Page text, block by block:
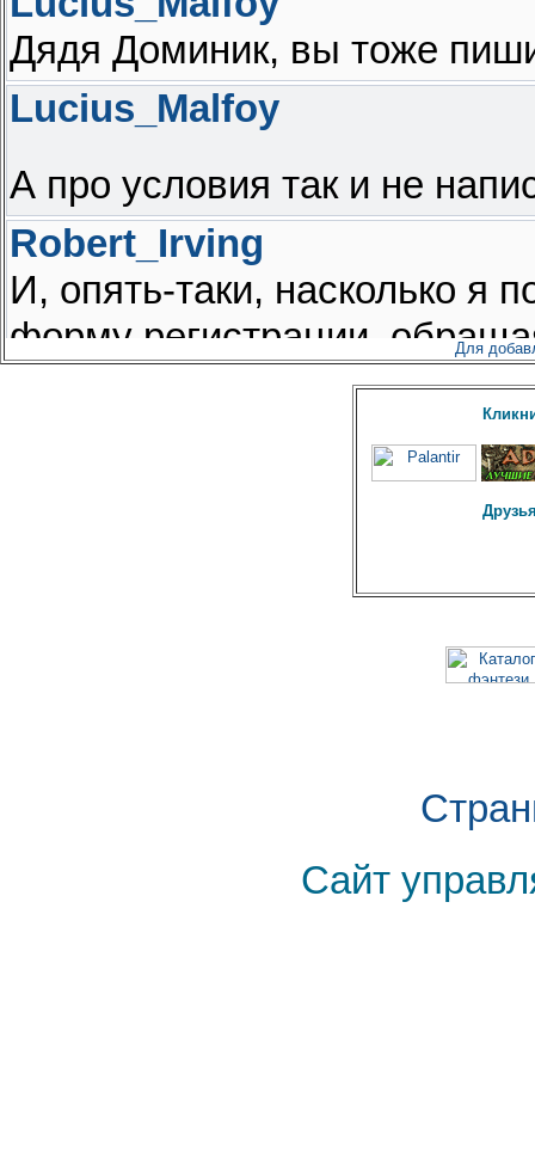
Для
Сайт